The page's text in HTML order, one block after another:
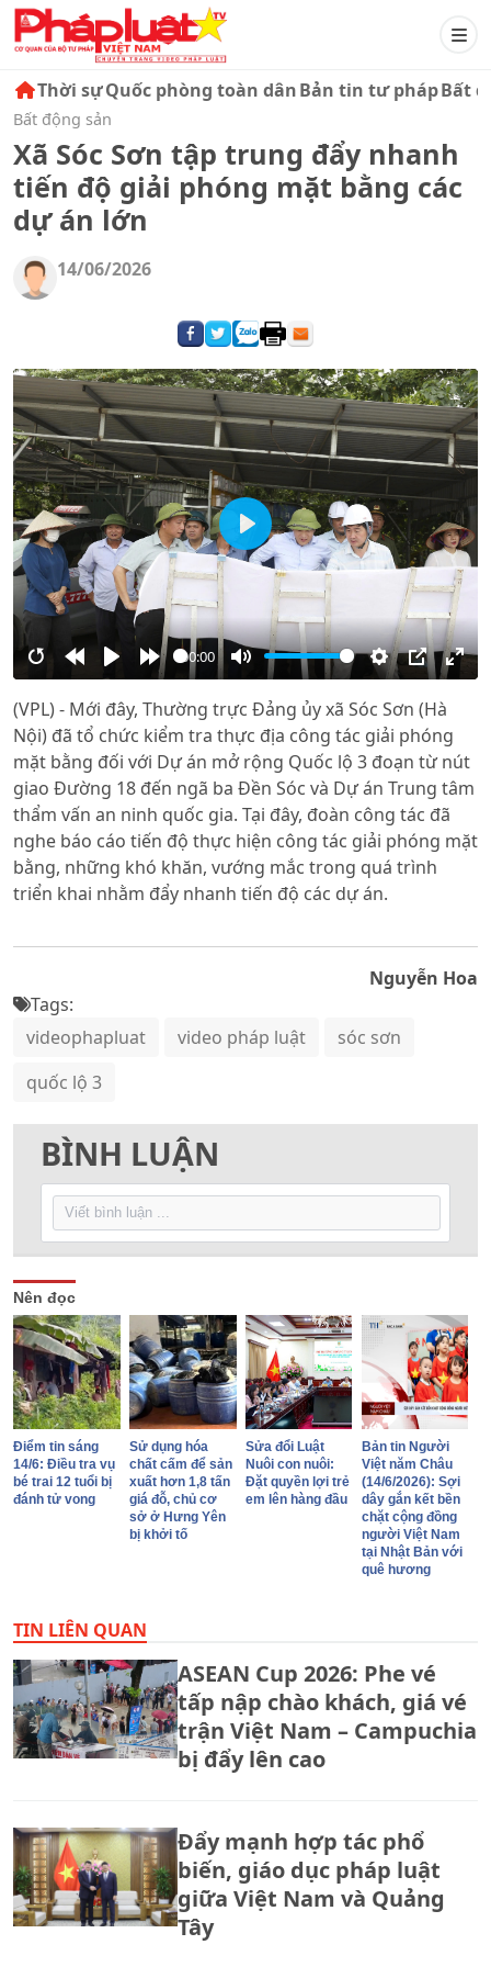
Thời sựQuốc phòng toàn dânBản tin tư phápBất
Bất động sản
Xã Sóc Sơn tập trung đẩy nhanh
tiến độ giải phóng mặt bằng các
dự án lớn
14/06/2026
RestartRewind
10s
PlayForward
10s
00:00
Mute Settings
PIP
Play
(VPL) - Mới đây, Thường trực Đảng ủy xã Sóc Sơn (Hà
Nội) đã tổ chức kiểm tra thực địa công tác giải phóng
mặt bằng đối với Dự án mở rộng Quốc lộ 3 đoạn từ nút
giao Đường 18 đến ngã ba Đền Sóc và Dự án Trung tâm
thẩm vấn an ninh quốc gia. Tại đây, đoàn công tác đã
nghe báo cáo tiến độ thực hiện công tác giải phóng mặt
bằng, những khó khăn, vướng mắc trong quá trình
triển khai nhằm đẩy nhanh tiến độ các dự án.
Nguyễn Hoa
Tags:
videophapluat
video pháp luật
sóc sơn
quốc lộ 3
BÌNH LUẬN
Nên đọc
Điểm tin sáng
14/6: Điều tra vụ
bé trai 12 tuổi bị
đánh tử vong
Sử dụng hóa
chất cấm để sản
xuất hơn 1,8 tấn
giá đỗ, chủ cơ
sở ở Hưng Yên
bị khởi tố
Sửa đổi Luật
Nuôi con nuôi:
Đặt quyền lợi trẻ
em lên hàng đầu
Bản tin Người
Việt năm Châu
(14/6/2026): Sợi
dây gắn kết bền
chặt cộng đồng
người Việt Nam
tại Nhật Bản với
quê hương
TIN LIÊN QUAN
ASEAN Cup 2026: Phe vé
tấp nập chào khách, giá vé
trận Việt Nam – Campuchia
bị đẩy lên cao
Đẩy mạnh hợp tác phổ
biến, giáo dục pháp luật
giữa Việt Nam và Quảng
Tây